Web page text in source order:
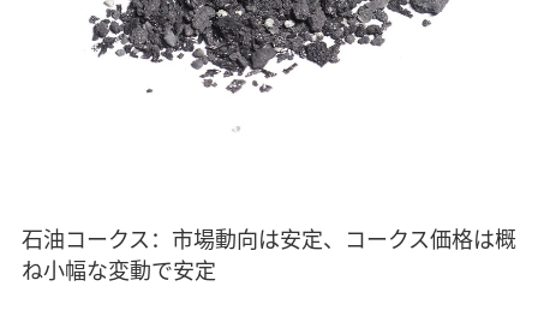
石油コークス：市場動向は安定、コークス価格は概
ね小幅な変動で安定